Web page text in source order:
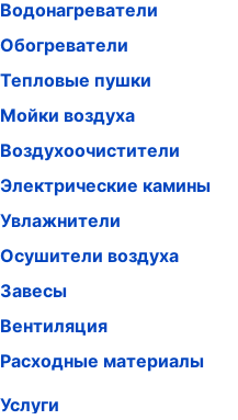
Водонагреватели
Обогреватели
Тепловые пушки
Мойки воздуха
Воздухоочистители
Электрические камины
Увлажнители
Осушители воздуха
Завесы
Вентиляция
Расходные материалы
Услуги